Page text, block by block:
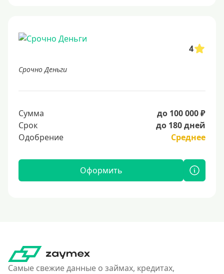
4
Срочно Деньги
Сумма
до 100 000 ₽
Срок
до 180 дней
Одобрение
Среднее
Оформить
Самые свежие данные о займах, кредитах,